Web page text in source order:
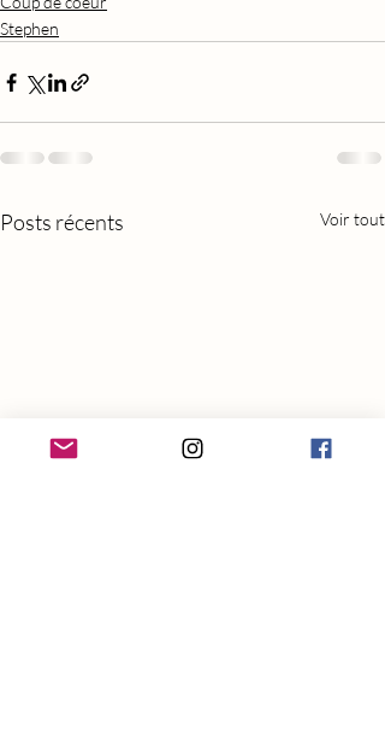
Stephen
Posts récents Voir tout